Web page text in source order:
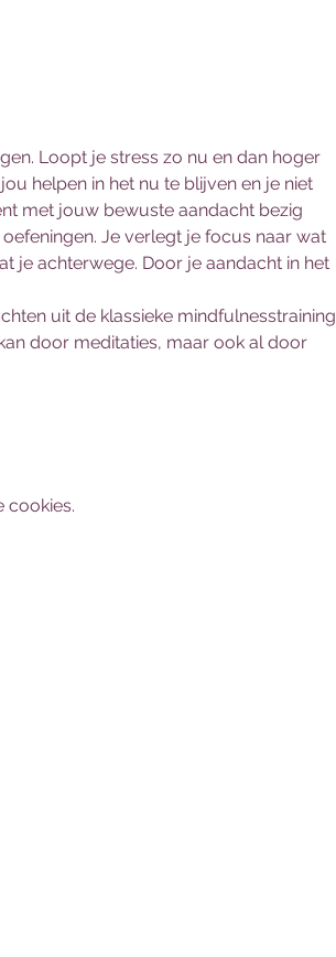
Loopt je stress zo nu en dan hoger
helpen in het nu te blijven en je niet
met jouw bewuste aandacht bezig
Je verlegt je focus naar wat
je achterwege. Door je aandacht in het
uit de klassieke mindfulnesstraining
door meditaties, maar ook al door
cookies.